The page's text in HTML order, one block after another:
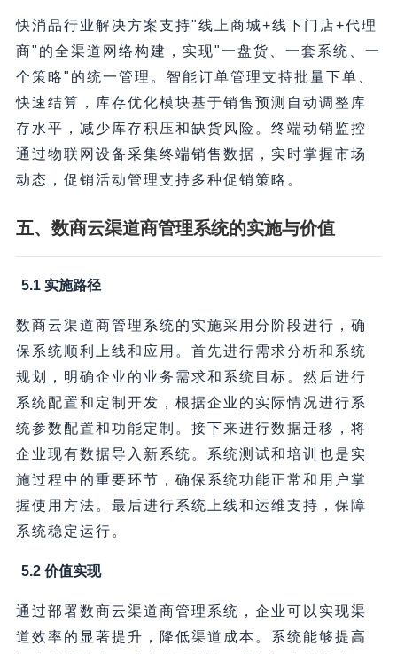
快消品行业解决方案支持"线上商城+线下门店+代理
商"的全渠道网络构建，实现"一盘货、一套系统、一
个策略"的统一管理。智能订单管理支持批量下单、
快速结算，库存优化模块基于销售预测自动调整库
存水平，减少库存积压和缺货风险。终端动销监控
通过物联网设备采集终端销售数据，实时掌握市场
动态，促销活动管理支持多种促销策略。
五、数商云渠道商管理系统的实施与价值
5.1 实施路径
数商云渠道商管理系统的实施采用分阶段进行，确
保系统顺利上线和应用。首先进行需求分析和系统
规划，明确企业的业务需求和系统目标。然后进行
系统配置和定制开发，根据企业的实际情况进行系
统参数配置和功能定制。接下来进行数据迁移，将
企业现有数据导入新系统。系统测试和培训也是实
施过程中的重要环节，确保系统功能正常和用户掌
握使用方法。最后进行系统上线和运维支持，保障
系统稳定运行。
5.2 价值实现
通过部署数商云渠道商管理系统，企业可以实现渠
道效率的显著提升，降低渠道成本。系统能够提高